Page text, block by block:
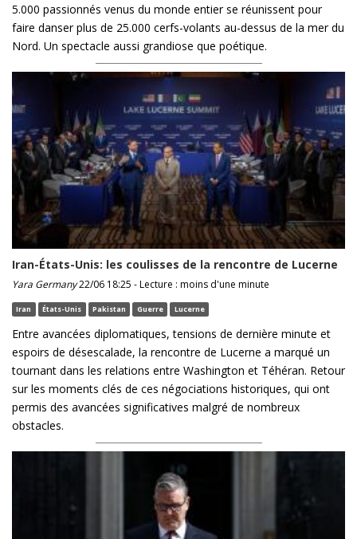
5.000 passionnés venus du monde entier se réunissent pour
faire danser plus de 25.000 cerfs-volants au-dessus de la mer du
Nord. Un spectacle aussi grandiose que poétique.
Iran-États-Unis: les coulisses de la rencontre de Lucerne
Yara Germany22/06 18:25 - Lecture : moins d'une minute
Iran États-Unis Pakistan Guerre Lucerne
Entre avancées diplomatiques, tensions de dernière minute et
espoirs de désescalade, la rencontre de Lucerne a marqué un
tournant dans les relations entre Washington et Téhéran. Retour
sur les moments clés de ces négociations historiques, qui ont
permis des avancées significatives malgré de nombreux
obstacles.